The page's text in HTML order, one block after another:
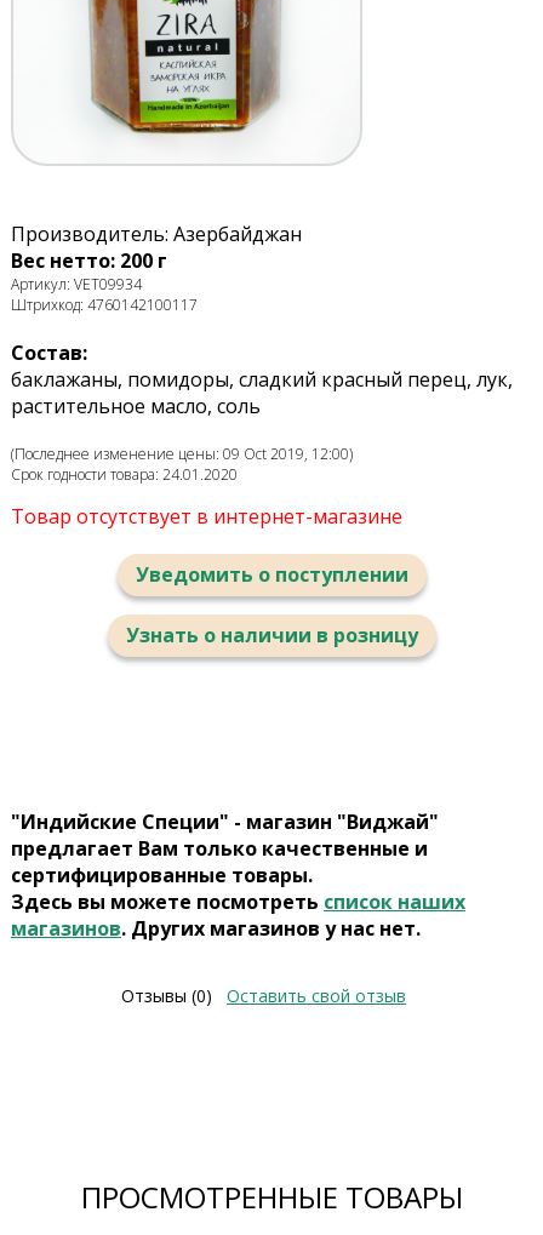
Производитель: Азербайджан
Вес нетто: 200 г
Артикул: VET09934
Штрихкод: 4760142100117
Состав:
баклажаны, помидоры, сладкий красный перец, лук,
растительное масло, соль
(Последнее изменение цены: 09 Oct 2019, 12:00)
Срок годности товара: 24.01.2020
Товар отсутствует в интернет-магазине
Уведомить о поступлении
Узнать о наличии в розницу
"Индийские Специи" - магазин "Виджай"
предлагает Вам только качественные и
сертифицированные товары.
Здесь вы можете посмотреть список наших
магазинов. Других магазинов у нас нет.
Отзывы (0) Оставить свой отзыв
ПРОСМОТРЕННЫЕ ТОВАРЫ